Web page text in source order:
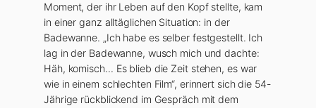
Moment, der ihr Leben auf den Kopf stellte, kam
in einer ganz alltäglichen Situation: in der
Badewanne. „Ich habe es selber festgestellt. Ich
lag in der Badewanne, wusch mich und dachte:
Häh, komisch… Es blieb die Zeit stehen, es war
wie in einem schlechten Film“, erinnert sich die 54-
Jährige rückblickend im Gespräch mit dem